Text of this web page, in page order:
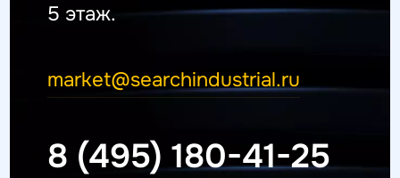
5 этаж.
market@searchindustrial.ru
8 (495) 180-41-25